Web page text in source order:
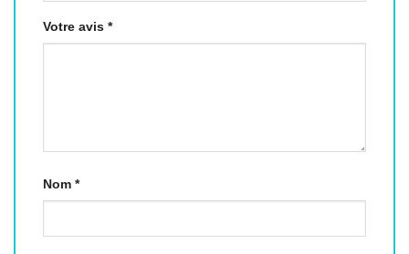
Votre avis *
Nom *